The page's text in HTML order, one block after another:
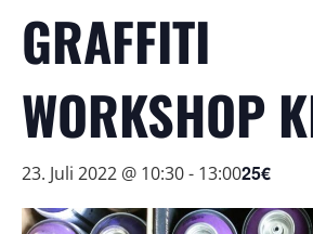
GRAFFITI
WORKSHOP
23. Juli 2022 @ 10:30- 13:0025€